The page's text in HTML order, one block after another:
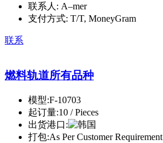
联系人: A–mer
支付方式: T/T, MoneyGram
联系
燃料轨道所有品种
模型:F-10703
起订量:10 / Pieces
出货港口:
打包:As Per Customer Requirement